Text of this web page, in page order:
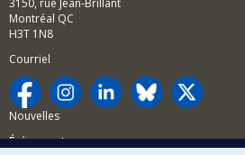
Montréal QC
H3T 1N8
Courriel
Nouvelles
Événements